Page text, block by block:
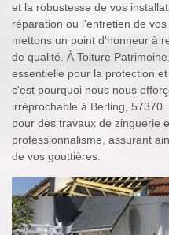
et la robustesse de vos
réparation ou l'entretien de
mettons un point d'honneur à
de qualité. À Toiture
essentielle pour la protection
c'est pourquoi nous nous
irréprochable à Berling,
pour des travaux de zinguerie
professionnalisme, assurant
de vos gouttières.